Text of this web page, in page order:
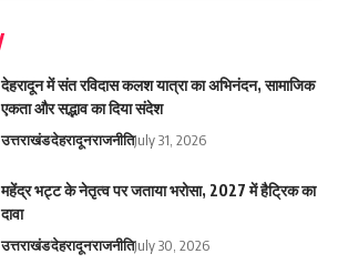
देहरादून में संत रविदास कलश यात्रा का अभिनंदन, सामाजिक
एकता और सद्भाव का दिया संदेश
उत्तराखंडदेहरादूनराजनीतिJuly 31, 2026
महेंद्र भट्ट के नेतृत्व पर जताया भरोसा, 2027 में हैट्रिक का
दावा
उत्तराखंडदेहरादूनराजनीतिJuly 30, 2026